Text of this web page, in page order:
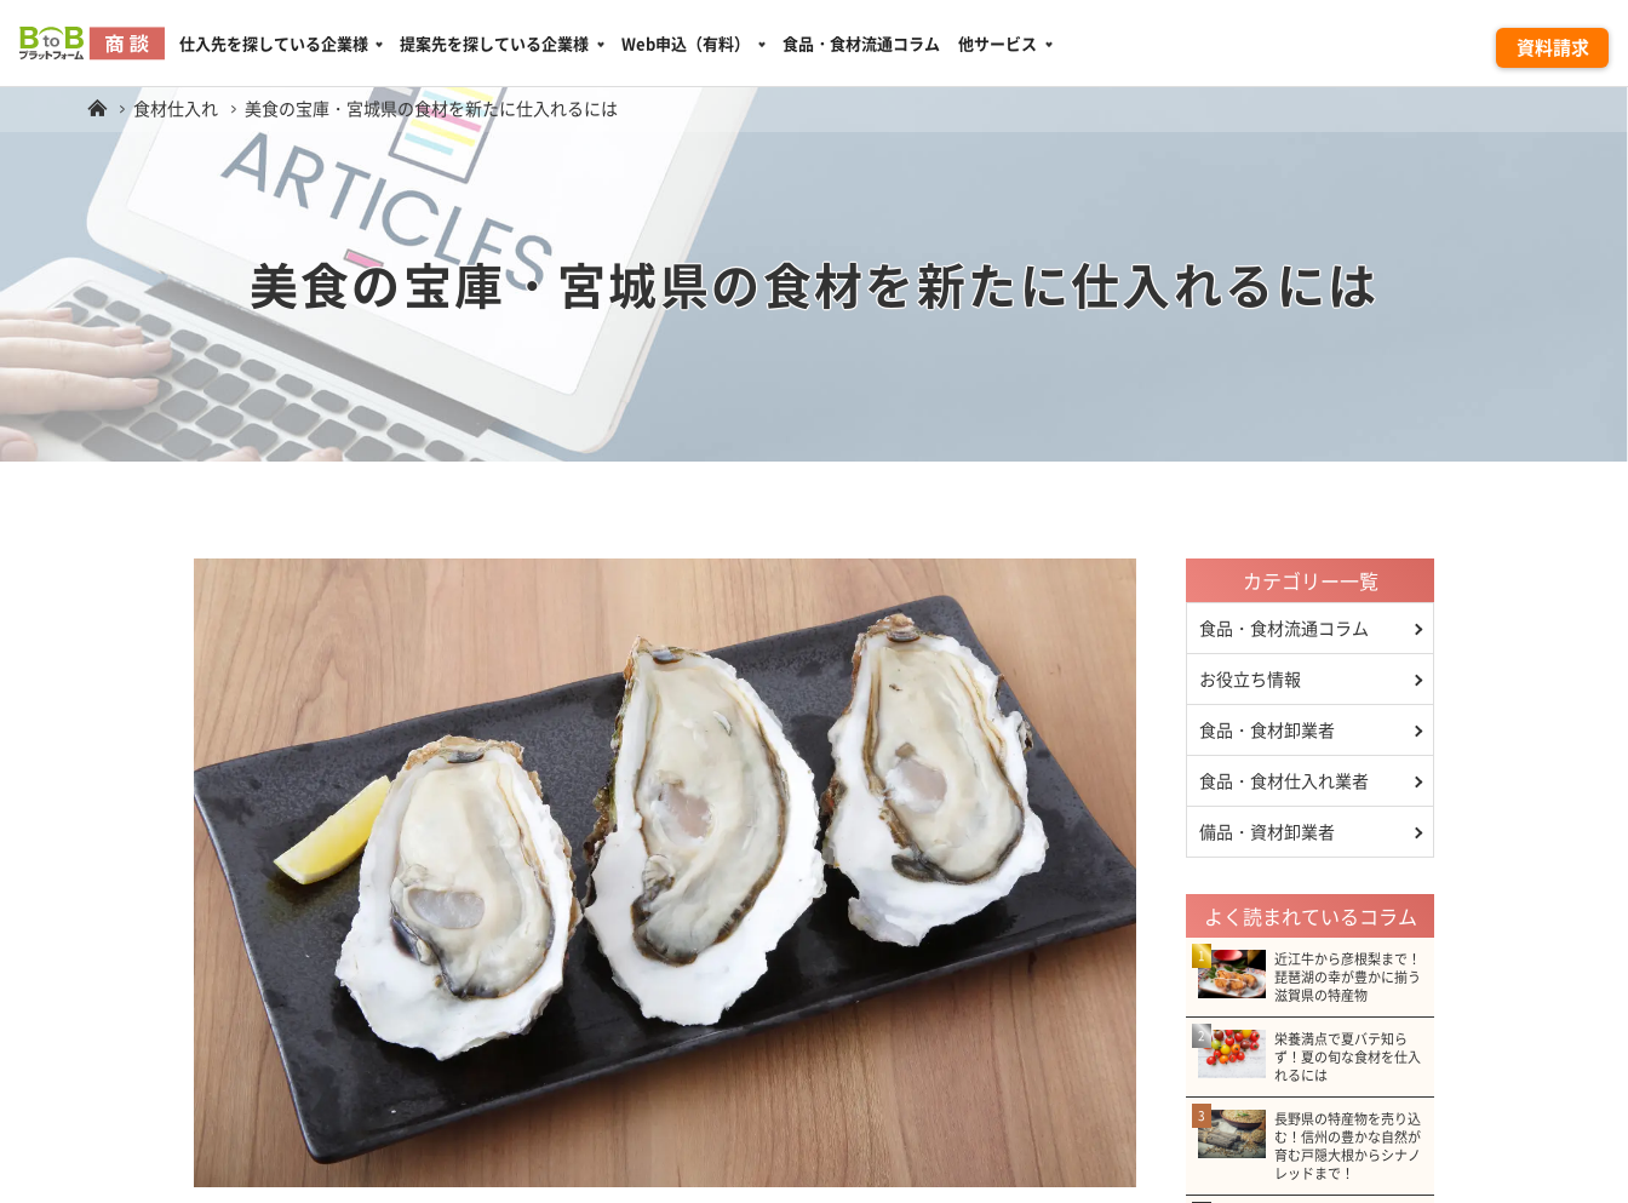
資料請求
仕入先を探している企業様 提案先を探している企業様 Web申込（有料） 食品・食材流通コラム 他サービス
食材仕入れ 美食の宝庫・宮城県の食材を新たに仕入れるには
美食の宝庫・宮城県の食材を新たに仕入れるには
カテゴリー一覧
食品・食材流通コラム
お役立ち情報
食品・食材卸業者
食品・食材仕入れ業者
備品・資材卸業者
よく読まれているコラム
1
近江牛から彦根梨まで！
琵琶湖の幸が豊かに揃う
滋賀県の特産物
2
栄養満点で夏バテ知ら
ず！夏の旬な食材を仕入
れるには
3
長野県の特産物を売り込
む！信州の豊かな自然が
育む戸隠大根からシナノ
レッドまで！